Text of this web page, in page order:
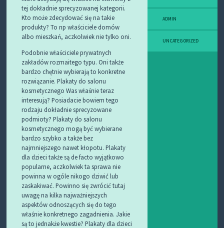
tej dokładnie sprecyzowanej kategorii.
Kto może zdecydować się na takie
produkty? To np właściciele domów
albo mieszkań, aczkolwiek nie tylko oni.
Podobnie właściciele prywatnych
zakładów rozmaitego typu. Oni także
bardzo chętnie wybierają to konkretne
rozwiązanie. Plakaty do salonu
kosmetycznego Was właśnie teraz
interesują? Posiadacie bowiem tego
rodzaju dokładnie sprecyzowane
podmioty? Plakaty do salonu
kosmetycznego mogą być wybierane
bardzo szybko a także bez
najmniejszego nawet kłopotu. Plakaty
dla dzieci także są de facto wyjątkowo
popularne, aczkolwiek ta sprawa nie
powinna w ogóle nikogo dziwić lub
zaskakiwać. Powinno się zwrócić tutaj
uwagę na kilka najważniejszych
aspektów odnoszących się do tego
właśnie konkretnego zagadnienia. Jakie
są to jednakże kwestie? Plakaty dla dzieci
ADMIN
UNCATEGORIZED